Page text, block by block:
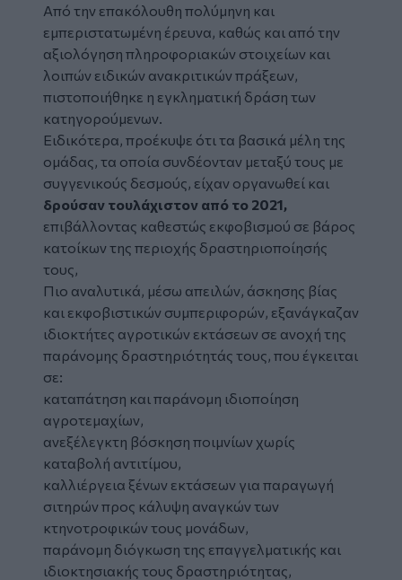
Από την επακόλουθη πολύμηνη και
εμπεριστατωμένη έρευνα, καθώς και από την
αξιολόγηση πληροφοριακών στοιχείων και
λοιπών ειδικών ανακριτικών πράξεων,
πιστοποιήθηκε η εγκληματική δράση των
κατηγορούμενων.
Ειδικότερα, προέκυψε ότι τα βασικά μέλη της
ομάδας, τα οποία συνδέονταν μεταξύ τους με
συγγενικούς δεσμούς, είχαν οργανωθεί και
δρούσαν τουλάχιστον από το 2021,
επιβάλλοντας καθεστώς εκφοβισμού σε βάρος
κατοίκων της περιοχής δραστηριοποίησής
τους,
Πιο αναλυτικά, μέσω απειλών, άσκησης βίας
και εκφοβιστικών συμπεριφορών, εξανάγκαζαν
ιδιοκτήτες αγροτικών εκτάσεων σε ανοχή της
παράνομης δραστηριότητάς τους, που έγκειται
σε:
καταπάτηση και παράνομη ιδιοποίηση
αγροτεμαχίων,
ανεξέλεγκτη βόσκηση ποιμνίων χωρίς
καταβολή αντιτίμου,
καλλιέργεια ξένων εκτάσεων για παραγωγή
σιτηρών προς κάλυψη αναγκών των
κτηνοτροφικών τους μονάδων,
παράνομη διόγκωση της επαγγελματικής και
ιδιοκτησιακής τους δραστηριότητας,